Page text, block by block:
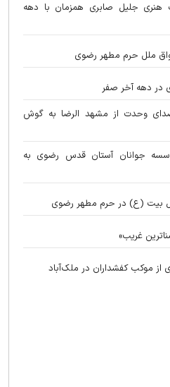
هنری جلیل صابری همزمان با دهه
ملل حرم مطهر رضوی
در دهه آخر صفر
وحدت از مشهد الرضا به گوش
جوانان آستان قدس رضوی به
بیت (ع) در حرم مطهر رضوی
غریب»
از موکب کفشداران در ملک‌آباد